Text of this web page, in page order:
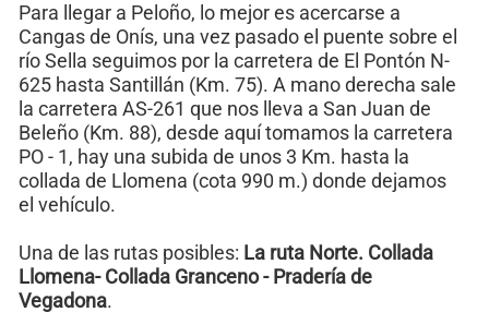
Para llegar a Peloño, lo mejor es acercarse a
Cangas de Onís, una vez pasado el puente sobre el
río Sella seguimos por la carretera de El Pontón N-
625 hasta Santillán (Km. 75). A mano derecha sale
la carretera AS-261 que nos lleva a San Juan de
Beleño (Km. 88), desde aquí tomamos la carretera
PO - 1, hay una subida de unos 3 Km. hasta la
collada de Llomena (cota 990 m.) donde dejamos
el vehículo.
Una de las rutas posibles: La ruta Norte. Collada
Llomena- Collada Granceno - Pradería de
Vegadona.